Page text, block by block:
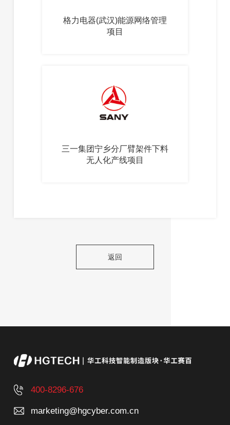
格力电器(武汉)能源网络管理
项目
三一集团宁乡分厂臂架件下料
无人化产线项目
返回
400-8296-676
marketing@hgcyber.com.cn